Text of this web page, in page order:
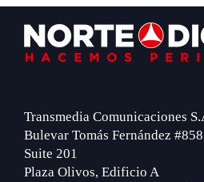
Footer
Transmedia Comunicaciones
Bulevar Tomás Fernández
Suite 201
Plaza Olivos, Edificio A